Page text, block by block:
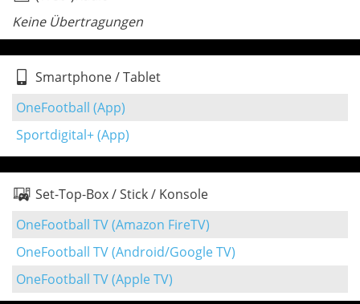
Keine Übertragungen
Smartphone / Tablet
OneFootball (App)
Sportdigital+ (App)
Set-Top-Box / Stick / Konsole
OneFootball TV (Amazon FireTV)
OneFootball TV (Android/Google TV)
OneFootball TV (Apple TV)